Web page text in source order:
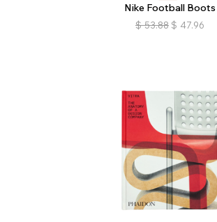
Nike Football Boots
$ 53.88 $ 47.96